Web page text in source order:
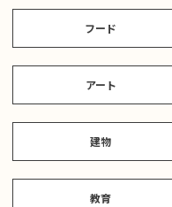
フード
アート
建物
教育